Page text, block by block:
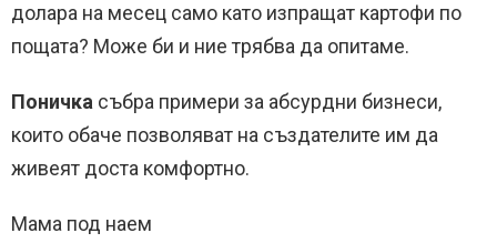
долара на месец само като изпращат картофи по
пощата? Може би и ние трябва да опитаме.
Поничка събра примери за абсурдни бизнеси,
които обаче позволяват на създателите им да
живеят доста комфортно.
Мама под наем